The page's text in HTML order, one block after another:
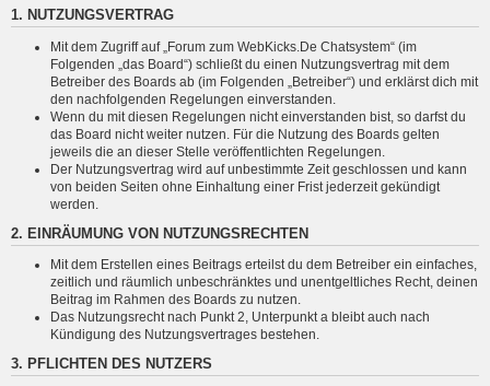
1. NUTZUNGSVERTRAG
Mit dem Zugriff auf „Forum zum WebKicks.De Chatsystem“ (im
Folgenden „das Board“) schließt du einen Nutzungsvertrag mit dem
Betreiber des Boards ab (im Folgenden „Betreiber“) und erklärst dich mit
den nachfolgenden Regelungen einverstanden.
Wenn du mit diesen Regelungen nicht einverstanden bist, so darfst du
das Board nicht weiter nutzen. Für die Nutzung des Boards gelten
jeweils die an dieser Stelle veröffentlichten Regelungen.
Der Nutzungsvertrag wird auf unbestimmte Zeit geschlossen und kann
von beiden Seiten ohne Einhaltung einer Frist jederzeit gekündigt
werden.
2. EINRÄUMUNG VON NUTZUNGSRECHTEN
Mit dem Erstellen eines Beitrags erteilst du dem Betreiber ein einfaches,
zeitlich und räumlich unbeschränktes und unentgeltliches Recht, deinen
Beitrag im Rahmen des Boards zu nutzen.
Das Nutzungsrecht nach Punkt 2, Unterpunkt a bleibt auch nach
Kündigung des Nutzungsvertrages bestehen.
3. PFLICHTEN DES NUTZERS